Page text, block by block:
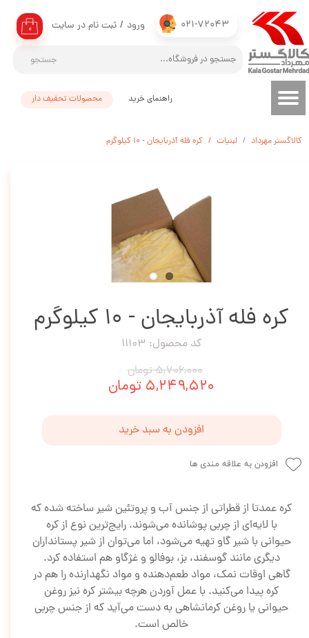
021-72043
جستجو
۰ ورود / ثبت نام در سایت
حساب کاربری من
تغییر گذر واژه
سفارشات
محصولات تحفیف دار راهنمای خرید
کالاگستر مهرداد لبنیات کره فله آذربایجان - 10 کیلوگرم
کره فله آذربایجان - 10 کیلوگرم
کد محصول: 11103
۵,۷۰۶,۰۰۰ تومان
۵,۲۴۹,۵۲۰ تومان
افزودن به سبد خرید
افزودن به علاقه مندی ها
کره عمدتا از قطراتی از جنس آب و پروتئین شیر ساخته شده که
با لایه‌ای از چربی پوشانده می‌شوند. رایج‌ترین نوع از کره
حیوانی با شیر گاو تهیه می‌شود، اما می‌توان از شیر پستانداران
دیگری مانند گوسفند، بز، بوفالو و غژگاو هم استفاده کرد.
گاهی اوقات نمک، مواد طعم‌دهنده و مواد نگهدارنده را هم در
کره پیدا می‌کنید. با عمل آوردن هرچه بیشتر کره نیز روغن
حیوانی یا روغن کرمانشاهی به دست می‌آید که از جنس چربی
خالص است.